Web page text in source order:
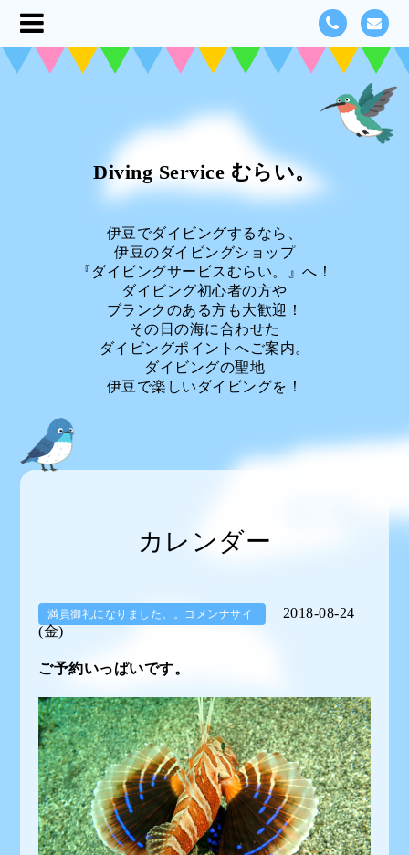
Diving Service むらい。
伊豆でダイビングするなら、
伊豆のダイビングショップ
『ダイビングサービスむらい。』へ！
ダイビング初心者の方や
ブランクのある方も大歓迎！
その日の海に合わせた
ダイビングポイントへご案内。
ダイビングの聖地
伊豆で楽しいダイビングを！
カレンダー
満員御礼になりました。。ゴメンナサイ
2018-08-24
(金)
ご予約いっぱいです。